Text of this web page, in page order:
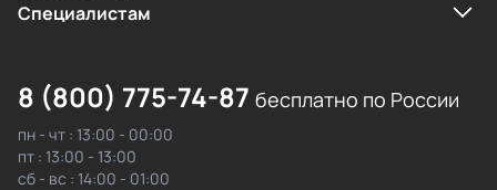
Cпециалистам
8 (800) 775-74-87 бесплатно по России
пн - чт : 13:00 - 00:00
пт : 13:00 - 13:00
сб - вс : 14:00 - 01:00